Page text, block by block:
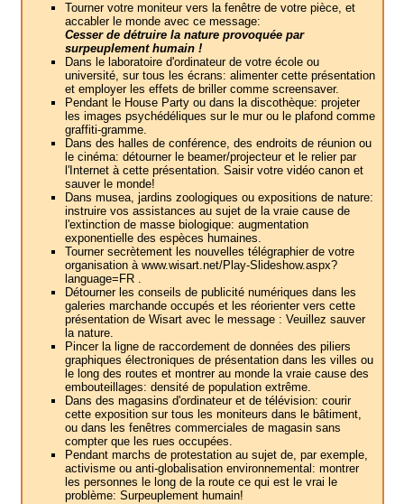
Tourner votre moniteur vers la fenêtre de votre pièce, et
accabler le monde avec ce message:
Cesser de détruire la nature provoquée par
surpeuplement humain !
Dans le laboratoire d'ordinateur de votre école ou
université, sur tous les écrans: alimenter cette présentation
et employer les effets de briller comme screensaver.
Pendant le House Party ou dans la discothèque: projeter
les images psychédéliques sur le mur ou le plafond comme
graffiti-gramme.
Dans des halles de conférence, des endroits de réunion ou
le cinéma: détourner le beamer/projecteur et le relier par
l'Internet à cette présentation. Saisir votre vidéo canon et
sauver le monde!
Dans musea, jardins zoologiques ou expositions de nature:
instruire vos assistances au sujet de la vraie cause de
l'extinction de masse biologique: augmentation
exponentielle des espèces humaines.
Tourner secrètement les nouvelles télégraphier de votre
organisation à www.wisart.net/Play-Slideshow.aspx?
language=FR .
Détourner les conseils de publicité numériques dans les
galeries marchande occupés et les réorienter vers cette
présentation de Wisart avec le message : Veuillez sauver
la nature.
Pincer la ligne de raccordement de données des piliers
graphiques électroniques de présentation dans les villes ou
le long des routes et montrer au monde la vraie cause des
embouteillages: densité de population extrême.
Dans des magasins d'ordinateur et de télévision: courir
cette exposition sur tous les moniteurs dans le bâtiment,
ou dans les fenêtres commerciales de magasin sans
compter que les rues occupées.
Pendant marchs de protestation au sujet de, par exemple,
activisme ou anti-globalisation environnemental: montrer
les personnes le long de la route ce qui est le vrai le
problème: Surpeuplement humain!